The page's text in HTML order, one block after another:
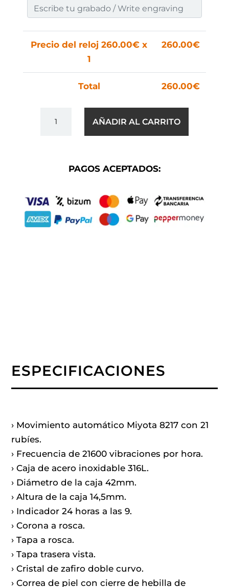
Precio del reloj260.00€ x
1
260.00€
Total 260.00€
CANTIDAD
AÑADIR AL CARRITO
PAGOS ACEPTADOS:
ESPECIFICACIONES
› Movimiento automático Miyota 8217 con 21
rubíes.
› Frecuencia de 21600 vibraciones por hora.
› Caja de acero inoxidable 316L.
› Diámetro de la caja 42mm.
› Altura de la caja 14,5mm.
› Indicador 24 horas a las 9.
› Corona a rosca.
› Tapa a rosca.
› Tapa trasera vista.
› Cristal de zafiro doble curvo.
› Correa de piel con cierre de hebilla de